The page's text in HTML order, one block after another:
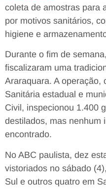
coleta de amostras para
por motivos sanitários,
higiene e
Durante o fim de
fiscalizaram uma
Araraquara. A operação,
Sanitária estadual e
Civil, inspecionou 1.400
destilados, mas nenhum
encontrado.
No ABC paulista, dez
vistoriados no sábado
Sul e outros quatro em